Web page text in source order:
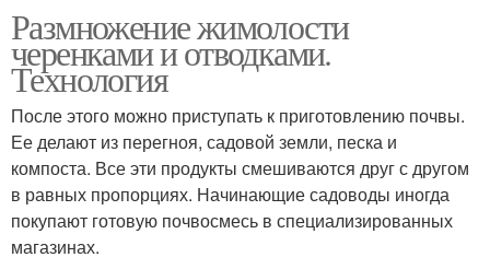
Размножение жимолости
черенками и отводками.
Технология
После этого можно приступать к приготовлению почвы.
Ее делают из перегноя, садовой земли, песка и
компоста. Все эти продукты смешиваются друг с другом
в равных пропорциях. Начинающие садоводы иногда
покупают готовую почвосмесь в специализированных
магазинах.